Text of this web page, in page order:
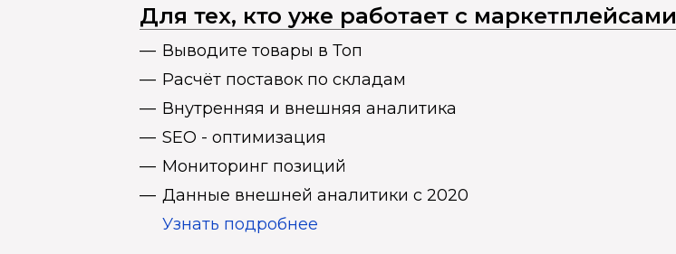
Для тех, кто уже работает с маркетплейсами
Выводите товары в Топ
Расчёт поставок по складам
Внутренняя и внешняя аналитика
SEO - оптимизация
Мониторинг позиций
Данные внешней аналитики с 2020
Узнать подробнее